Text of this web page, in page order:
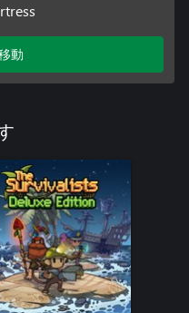
動